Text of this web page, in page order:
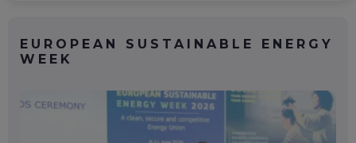
EUROPEAN SUSTAINABLE ENERGY
WEEK